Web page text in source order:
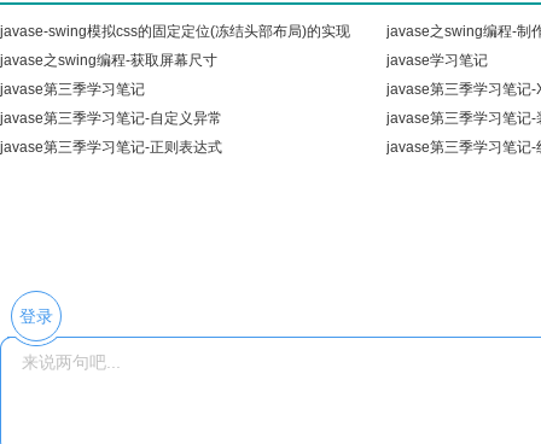
javase-swing模拟css的固定定位(冻结头部布局)的实现
javase之swing编程-制
javase之swing编程-获取屏幕尺寸
javase学习笔记
javase第三季学习笔记
javase第三季学习笔记-
javase第三季学习笔记-自定义异常
javase第三季学习笔记-
javase第三季学习笔记-正则表达式
javase第三季学习笔记-
登录